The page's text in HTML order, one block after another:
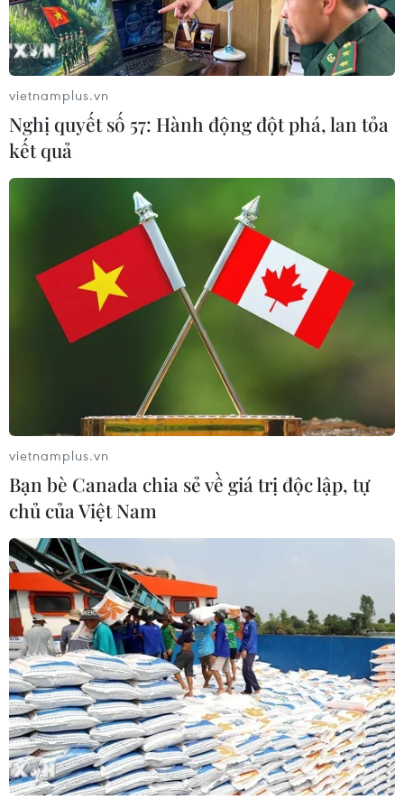
Cuộc chiến Mỹ-Trung sẽ tiến tới "chiến
tranh lạnh" vào năm 2020?
03/01/2020 03:54
Ngày càng có nhiều dấu hiệu cho thấy hai nền kinh tế
lớn nhất thế giới đang tách rời nhau và một số nhà
phân tích đang dự báo về một cuộc chiến tranh lạnh
mới giữa Mỹ và Trung Quốc.
Thị trường vàng "lạc quan" đón năm 2020
dù đối mặt nhiều thách thức
01/01/2020 22:30
vietnamplus.vn
Nghị quyết số 57: Hành động đột phá, lan tỏa
kết quả
vietnamplus.vn
Bạn bè Canada chia sẻ về giá trị độc lập, tự
chủ của Việt Nam